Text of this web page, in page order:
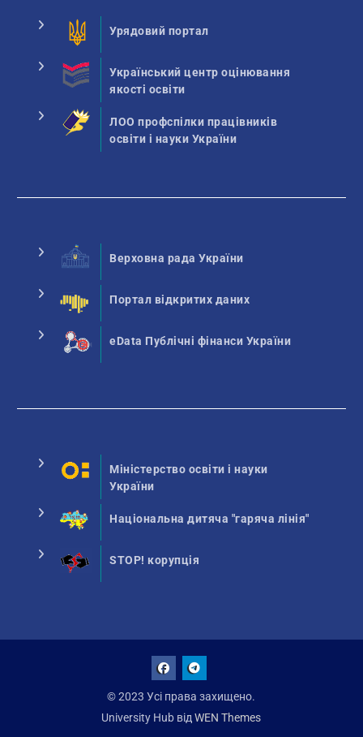
Урядовий портал
Український центр оцінювання
якості освіти
ЛОО профспілки працівників
освіти і науки України
Верховна рада України
Портал відкритих даних
eData Публічні фінанси України
Міністерство освіти і науки
України
Національна дитяча "гаряча лінія"
STOP! корупція
© 2023 Усі права захищено.
University Hub відWEN Themes